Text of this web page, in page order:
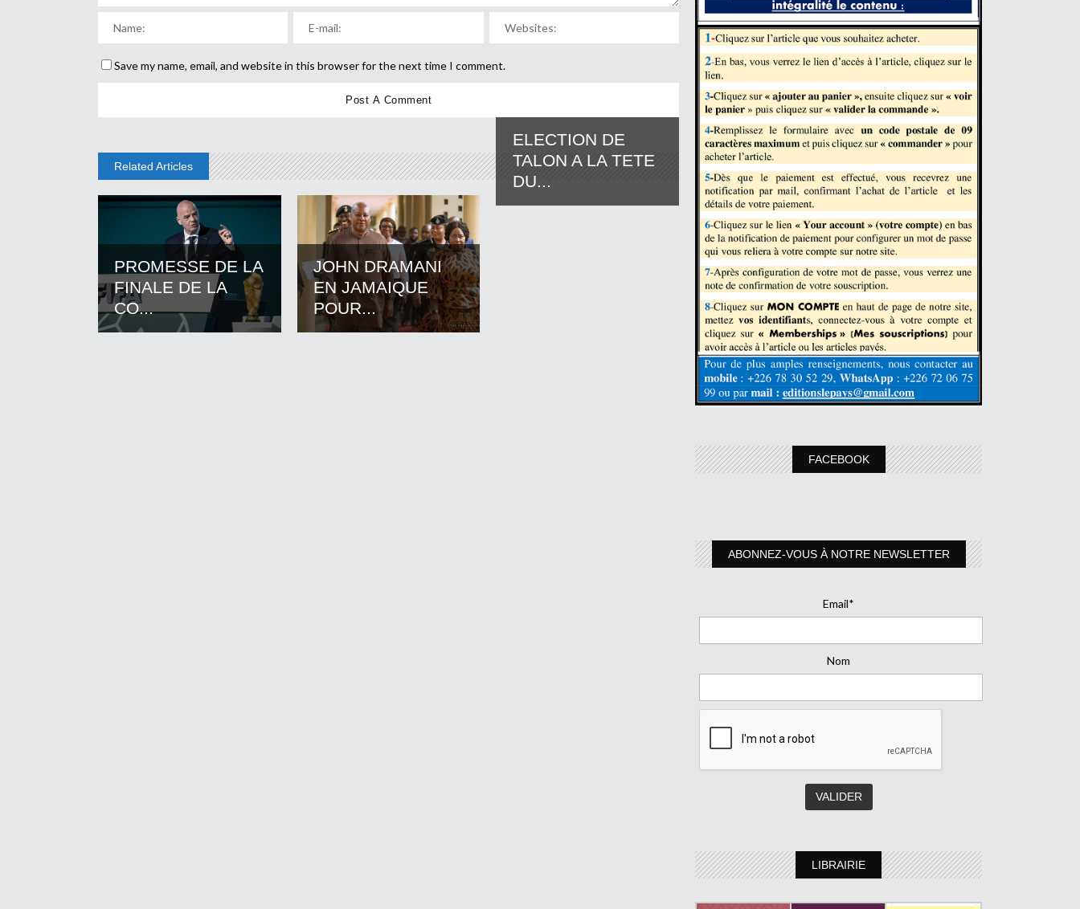
Save my name, email, and website in this browser for the next time I comment.
Related Articles
PROMESSE DE LA
FINALE DE LA
CO...
JOHN DRAMANI
EN JAMAIQUE
POUR...
ELECTION DE
TALON A LA TETE
DU...
FACEBOOK
ABONNEZ-VOUS À NOTRE NEWSLETTER
Email*
Nom
LIBRAIRIE